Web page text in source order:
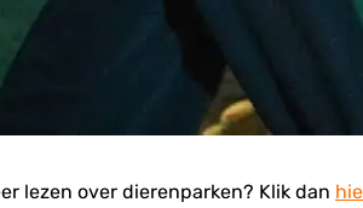
lezen over dierenparken? Klik dan